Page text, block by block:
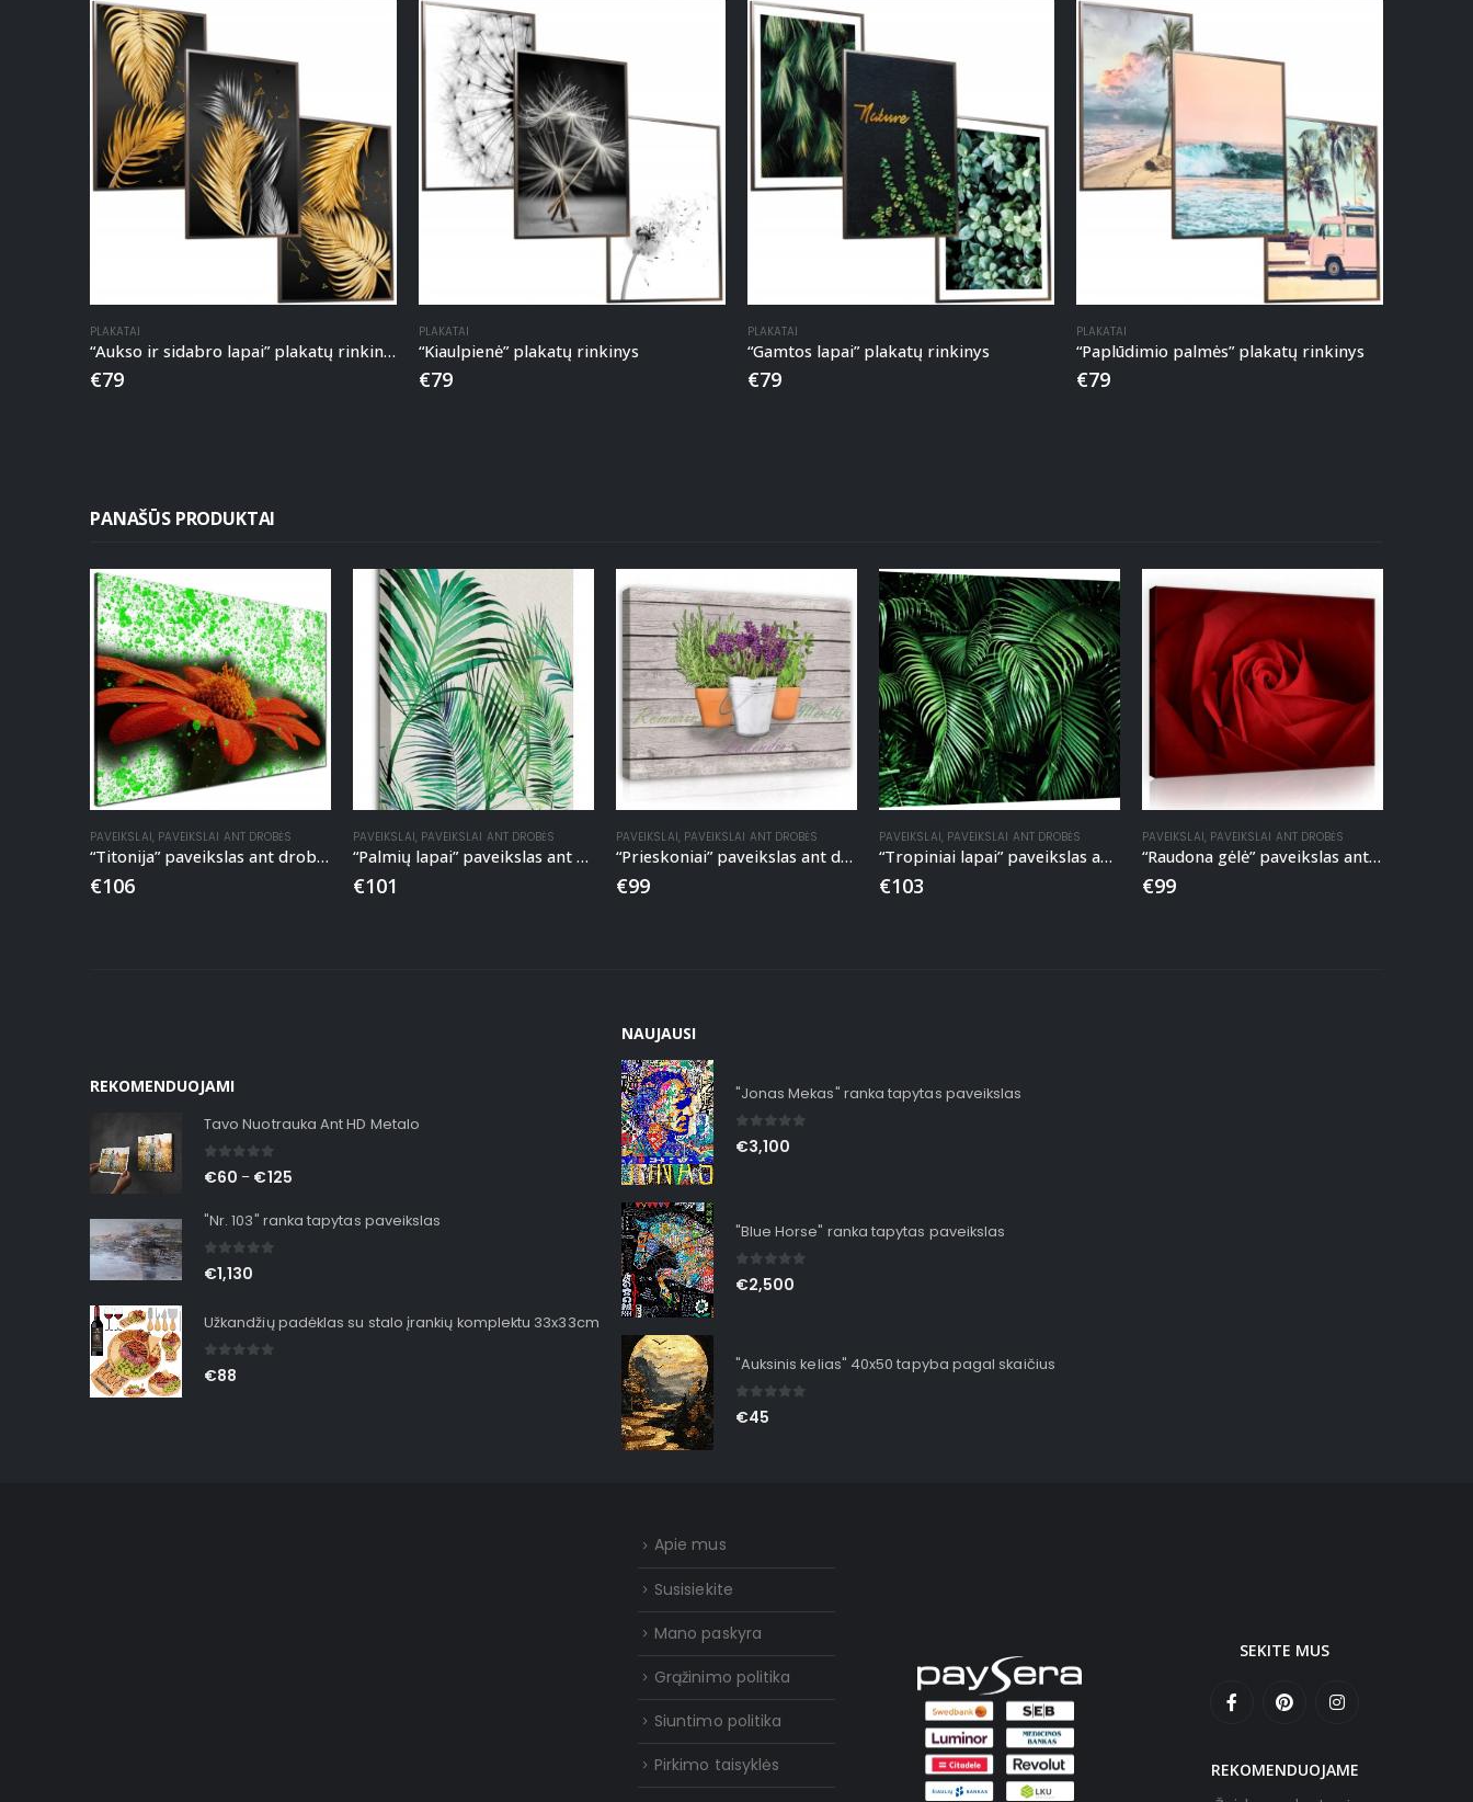
PLAKATAI
“Aukso ir sidabro lapai” plakatų rinkinys
€79
PLAKATAI
“Kiaulpienė” plakatų rinkinys
€79
PLAKATAI
“Gamtos lapai” plakatų rinkinys
€79
PLAKATAI
“Paplūdimio palmės” plakatų rinkinys
€79
PANAŠŪS PRODUKTAI
PAVEIKSLAI, PAVEIKSLAI ANT DROBĖS
“Titonija” paveikslas ant drobės
€106
PAVEIKSLAI, PAVEIKSLAI ANT DROBĖS
“Palmių lapai” paveikslas ant drobės
€101
PAVEIKSLAI, PAVEIKSLAI ANT DROBĖS
“Prieskoniai” paveikslas ant drobės
€99
PAVEIKSLAI, PAVEIKSLAI ANT DROBĖS
“Tropiniai lapai” paveikslas ant drobės
€103
PAVEIKSLAI, PAVEIKSLAI ANT DROBĖS
“Raudona gėlė” paveikslas ant drobės
€99
REKOMENDUOJAMI
Tavo Nuotrauka Ant HD Metalo
out of 5
€60 – €125
"Nr. 103" ranka tapytas paveikslas
out of 5
€1,130
Užkandžių padėklas su stalo įrankių komplektu 33x33cm
out of 5
€88
NAUJAUSI
"Jonas Mekas" ranka tapytas paveikslas
out of 5
€3,100
"Blue Horse" ranka tapytas paveikslas
out of 5
€2,500
"Auksinis kelias" 40x50 tapyba pagal skaičius
out of 5
€45
Apie mus
Susisiekite
Mano paskyra
Grąžinimo politika
Siuntimo politika
Pirkimo taisyklės
SEKITE MUS
REKOMENDUOJAME